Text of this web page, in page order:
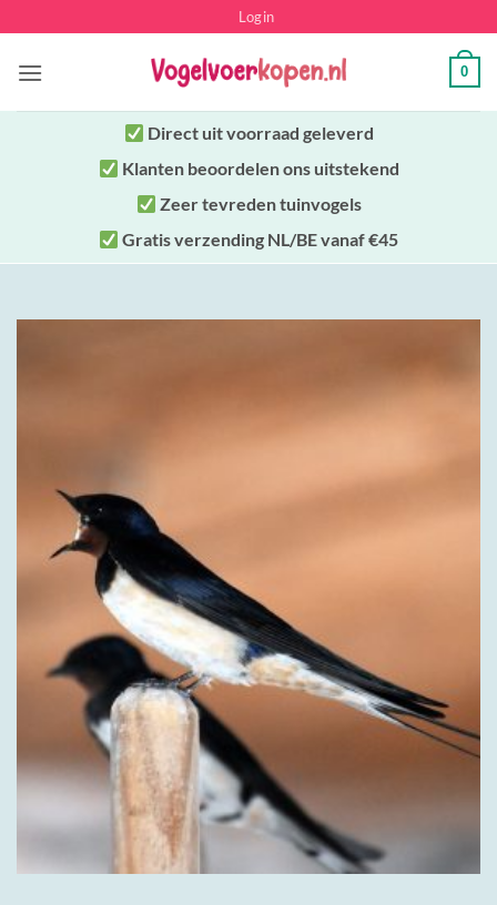
naar
inhoud
Login
0
Direct uitvoorraad geleverd
Klanten beoordelen ons uitstekend
Zeer tevreden tuinvogels
Gratis verzending NL/BE vanaf €45